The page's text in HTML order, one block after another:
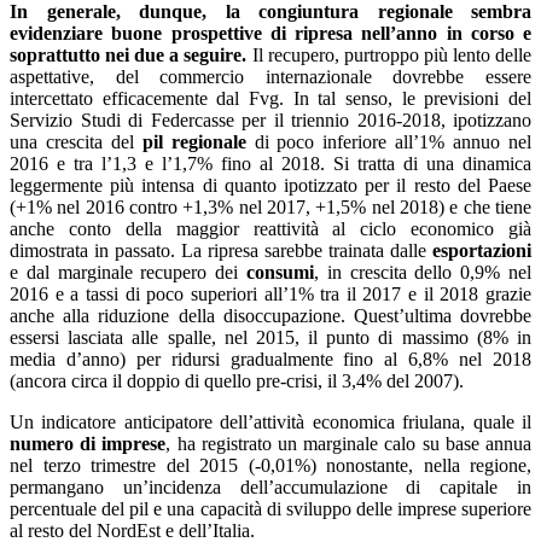
In generale, dunque, la congiuntura regionale sembra
evidenziare buone prospettive di ripresa nell’anno in corso e
soprattutto nei due a seguire. Il recupero, purtroppo più lento delle
aspettative, del commercio internazionale dovrebbe essere
intercettato efficacemente dal Fvg. In tal senso, le previsioni del
Servizio Studi di Federcasse per il triennio 2016-2018, ipotizzano
una crescita del pil regionaledi poco inferiore all’1% annuo nel
2016 e tra l’1,3 e l’1,7% fino al 2018. Si tratta di una dinamica
leggermente più intensa di quanto ipotizzato per il resto del Paese
(+1% nel 2016 contro +1,3% nel 2017, +1,5% nel 2018) e che tiene
anche conto della maggior reattività al ciclo economico già
dimostrata in passato. La ripresa sarebbe trainata dalle esportazioni
e dal marginale recupero dei consumi, in crescita dello 0,9% nel
2016 e a tassi di poco superiori all’1% tra il 2017 e il 2018 grazie
anche alla riduzione della disoccupazione. Quest’ultima dovrebbe
essersi lasciata alle spalle, nel 2015, il punto di massimo (8% in
media d’anno) per ridursi gradualmente fino al 6,8% nel 2018
(ancora circa il doppio di quello pre-crisi, il 3,4% del 2007).
Un indicatore anticipatore dell’attività economica friulana, quale il
numero di imprese, ha registrato un marginale calo su base annua
nel terzo trimestre del 2015 (-0,01%) nonostante, nella regione,
permangano un’incidenza dell’accumulazione di capitale in
percentuale del pil e una capacità di sviluppo delle imprese superiore
al resto del NordEst e dell’Italia.